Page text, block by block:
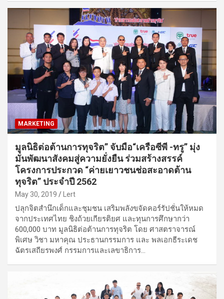
MARKETING
มูลนิธิต่อต้านการทุจริต” จับมือ“เครือซีพี -ทรู” มุ่ง
มั่นพัฒนาสังคมสู่ความยั่งยืน ร่วมสร้างสรรค์
โครงการประกวด “ค่ายเยาวชนช่อสะอาดต้าน
ทุจริต” ประจำปี 2562
May 30, 2019 Lert
ปลุกจิตสำนึกเด็กและชุมชน เสริมพลังขจัดคอร์รัปชั่นให้หมด
จากประเทศไทย ชิงถ้วยเกียรติยศ และทุนการศึกษากว่า
600,000 บาท มูลนิธิต่อต้านการทุจริต โดย ศาสตราจารณ์
พิเศษ วิชา มหาคุณ ประธานกรรมการ และ พลเอกธีระเดช
ฉัตรเสถียรพงศ์ กรรมการและเลขาธิการ…